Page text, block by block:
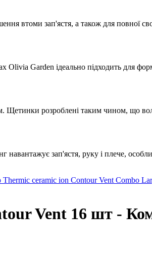
втоми зап'ястя, а також для повної
Garden ідеально підходить для
Щетинки розроблені таким чином, що
зап'ястя, руку і плече,
ceramic ion Contour Vent Combo
Vent 16 шт -